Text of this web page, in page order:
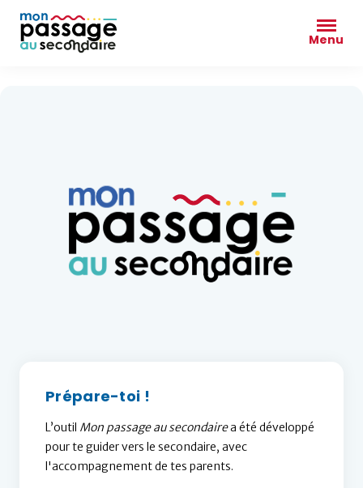
Passer
contenu
Menu
Prépare-toi !
L’outil Mon passage au secondairea été développé
pour te guider vers le secondaire, avec
l'accompagnement de tes parents.